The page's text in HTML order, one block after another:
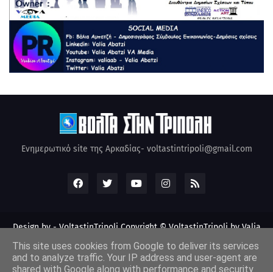
Ενημερωτικό site της Αρκαδίας- voltastintripoli@gmail.com
Design by -VoltastinTripoliCopyright © VoltastinTripoli by Valia
This site uses cookies from Google to deliver its services
and to analyze traffic. Your IP address and user-agent are
shared with Google along with performance and security